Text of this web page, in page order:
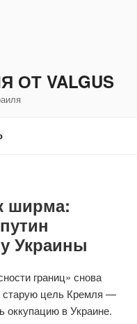
ОТ VALGUS
ширма:
Украины
границ» снова
старую цель Кремля —
оккупацию в Украине.